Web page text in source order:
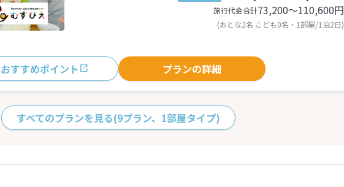
旅行代金合計73,200〜110,600円
(おとな2名 こども0名・1部屋/1泊2日)
おすすめポイント プランの詳細
すべてのプランを見る(9プラン、1部屋タイプ)